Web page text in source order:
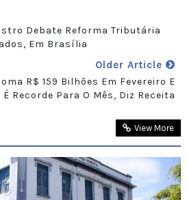
Debate Reforma Tributária
Em Brasília
Older Article
R$ 159 Bilhões Em Fevereiro E
É Recorde Para O Mês, Diz Receita
View More